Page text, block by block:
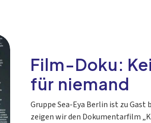
Film-Doku:
für niemand
Gruppe Sea-Eya Berlin ist zu Gast
zeigen wir den Dokumentarfilm